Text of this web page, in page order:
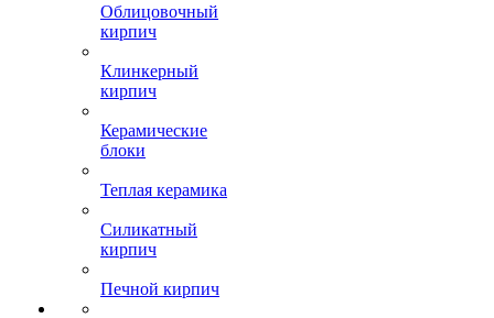
Облицовочный
кирпич
Клинкерный
кирпич
Керамические
блоки
Теплая керамика
Силикатный
кирпич
Печной кирпич